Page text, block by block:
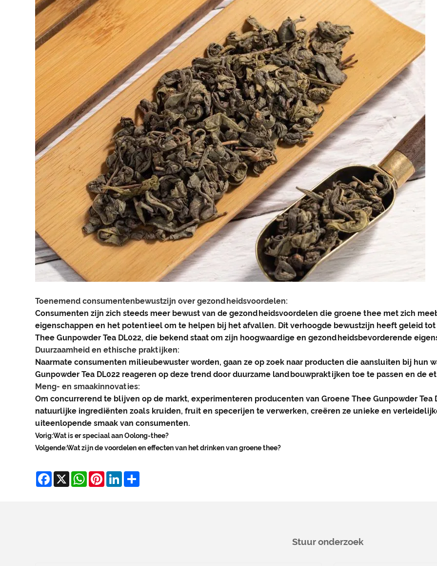
Toenemend consumentenbewustzijn over gezondheidsvoordelen:
Consumenten zijn zich steeds meer bewust van de gezondheidsvoordelen die groene thee met zich
eigenschappen en het potentieel om te helpen bij het afvallen. Dit verhoogde bewustzijn heeft geleid
Thee Gunpowder Tea DL022, die bekend staat om zijn hoogwaardige en gezondheidsbevorderende
Duurzaamheid en ethische praktijken:
Naarmate consumenten milieubewuster worden, gaan ze op zoek naar producten die aansluiten bij hun
Gunpowder Tea DL022 reageren op deze trend door duurzame landbouwpraktijken toe te passen en de
Meng- en smaakinnovaties:
Om concurrerend te blijven op de markt, experimenteren producenten van Groene Thee Gunpowder Tea
natuurlijke ingrediënten zoals kruiden, fruit en specerijen te verwerken, creëren ze unieke en
uiteenlopende smaak van consumenten.
Vorig:Wat is er speciaal aan Oolong-thee?
Volgende:Wat zijn de voordelen en effecten van het drinken van groene thee?
Facebook
X WhatsApp
Pinterest
LinkedIn
Stuur onderzoek